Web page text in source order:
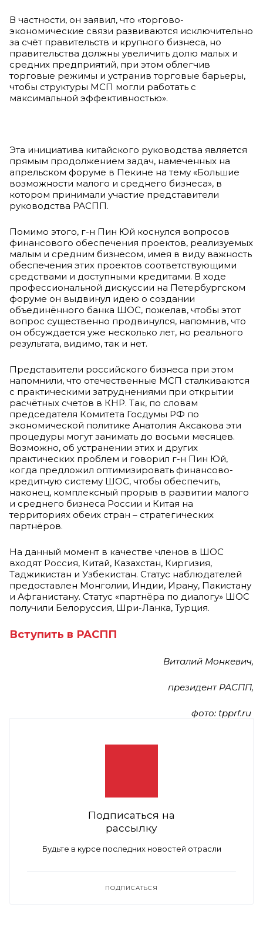
В частности, он заявил, что «торгово-
экономические связи развиваются исключительно
за счёт правительств и крупного бизнеса, но
правительства должны увеличить долю малых и
средних предприятий, при этом облегчив
торговые режимы и устранив торговые барьеры,
чтобы структуры МСП могли работать с
максимальной эффективностью».
Эта инициатива китайского руководства является
прямым продолжением задач, намеченных на
апрельском форуме в Пекине на тему «Большие
возможности малого и среднего бизнеса», в
котором принимали участие представители
руководства РАСПП.
Помимо этого, г-н Пин Юй коснулся вопросов
финансового обеспечения проектов, реализуемых
малым и средним бизнесом, имея в виду важность
обеспечения этих проектов соответствующими
средствами и доступными кредитами. В ходе
профессиональной дискуссии на Петербургском
форуме он выдвинул идею о создании
объединённого банка ШОС, пожелав, чтобы этот
вопрос существенно продвинулся, напомнив, что
он обсуждается уже несколько лет, но реального
результата, видимо, так и нет.
Представители российского бизнеса при этом
напомнили, что отечественные МСП сталкиваются
с практическими затруднениями при открытии
расчётных счетов в КНР. Так, по словам
председателя Комитета Госдумы РФ по
экономической политике Анатолия Аксакова эти
процедуры могут занимать до восьми месяцев.
Возможно, об устранении этих и других
практических проблем и говорил г-н Пин Юй,
когда предложил оптимизировать финансово-
кредитную систему ШОС, чтобы обеспечить,
наконец, комплексный прорыв в развитии малого
и среднего бизнеса России и Китая на
территориях обеих стран – стратегических
партнёров.
На данный момент в качестве членов в ШОС
входят Россия, Китай, Казахстан, Киргизия,
Таджикистан и Узбекистан. Статус наблюдателей
предоставлен Монголии, Индии, Ирану, Пакистану
и Афганистану. Статус «партнёра по диалогу» ШОС
получили Белоруссия, Шри-Ланка, Турция.
Вступить в РАСПП
Виталий Монкевич,
президент РАСПП,
фото: tpprf.ru
Подписаться на
рассылку
Будьте в курсе последних новостей отрасли
ПОДПИСАТЬСЯ